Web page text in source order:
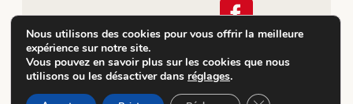
© 2026 Tous droits réservés THR
Mentions légales
RGPD
Site
par
Nous utilisons des cookies pour vous offrir la meilleure
expérience sur notre site.
Vous pouvez en savoir plus sur les cookies que nous
utilisons ou les désactiver dans réglages.